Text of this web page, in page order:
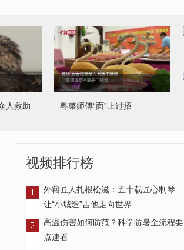
人救助
粤菜师傅“面”上过招
哈尔滨大雾 高楼若隐若现
视频排行榜
外籍匠人扎根松滋：五十载匠心制琴
让“小城造”吉他走向世界
高温伤害如何防范？科学防暑全流程要
点速看